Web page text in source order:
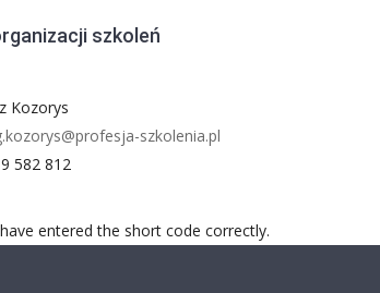
szkoleń
Kozorys
szkolenia.pl
582 812
entered the short code correctly.